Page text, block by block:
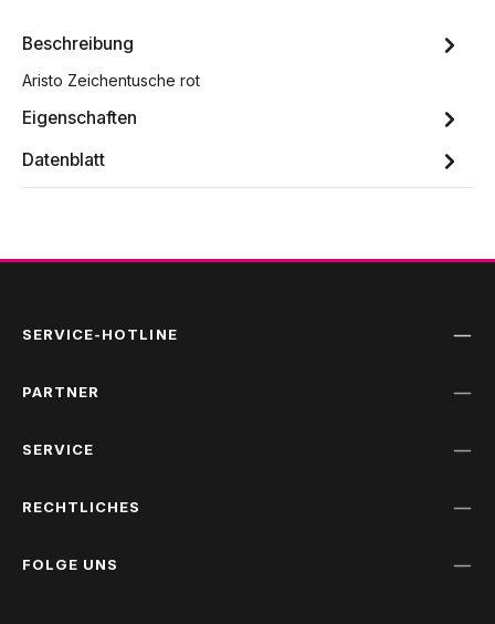
Beschreibung
Aristo Zeichentusche rot
Eigenschaften
Datenblatt
SERVICE-HOTLINE
PARTNER
SERVICE
RECHTLICHES
FOLGE UNS